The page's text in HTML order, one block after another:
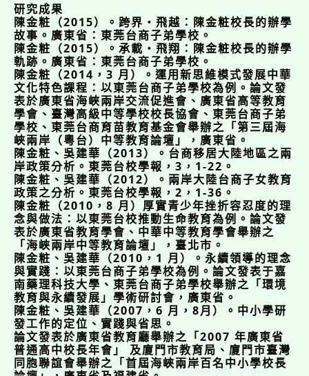
研究成果
陳金粧（2015）。跨界‧飛越：陳金粧校長的辦學
故事。廣東省：東莞台商子弟學校。
陳金粧（2015）。承載‧飛翔：陳金粧校長的辦學
軌跡。廣東省：東莞台商子弟學校。
陳金粧（2014，3 月）。運用新思維模式發展中華
文化特色課程：以東莞台商子弟學校為例。論文發
表於廣東省海峽兩岸交流促進會、廣東省高等教育
學會、臺灣高級中等學校校長協會、東莞台商子弟
學校、東莞台商育苗教育基金會舉辦之「第三屆海
峽兩岸（粵台）中等教育論壇」，廣東省。
陳金粧、吳建華（2013）。台商移居大陸地區之兩
岸政策分析。東莞台校學報，3，1-22。
陳金粧、吳建華（2012）。兩岸大陸台商子女教育
政策之分析。東莞台校學報，2，1-36。
陳金粧（2010，8 月）厚實青少年挫折容忍度的理
念與做法：以東莞台校推動生命教育為例。論文發
表於廣東省教育學會、中華中等教育學會舉辦之
「海峽兩岸中等教育論壇」，臺北市。
陳金粧、吳建華（2010，1 月）。永續領導的理念
與實踐：以東莞台商子弟學校為例。論文發表于嘉
南藥理科技大學、東莞台商子弟學校舉辦之「環境
教育與永續發展」學術研討會，廣東省。
陳金粧、吳建華（2007，6 月，8月）。中小學研
發工作的定位、實踐與省思。
論文發表於廣東省教育廳舉辦之「2007 年廣東省
普通高中校長年會」 及廈門市教育局、廈門市臺灣
同胞聯誼會舉辦之「首屆海峽兩岸百名中小學校長